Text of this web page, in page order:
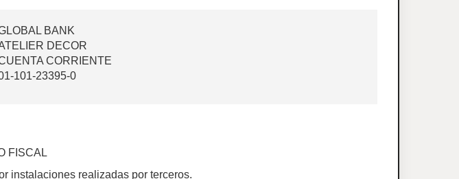
BANK
DECOR
CORRIENTE
101-23395-0
FISCAL
instalaciones realizadas por terceros.